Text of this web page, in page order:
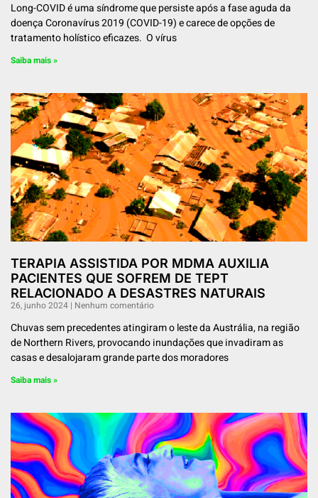
Long-COVID é uma síndrome que persiste após a fase aguda da
doença Coronavírus 2019 (COVID-19) e carece de opções de
tratamento holístico eficazes. O vírus
Saiba mais »
TERAPIA ASSISTIDA POR MDMA AUXILIA
PACIENTES QUE SOFREM DE TEPT
RELACIONADO A DESASTRES NATURAIS
26, junho 2024 Nenhum comentário
Chuvas sem precedentes atingiram o leste da Austrália, na região
de Northern Rivers, provocando inundações que invadiram as
casas e desalojaram grande parte dos moradores
Saiba mais »